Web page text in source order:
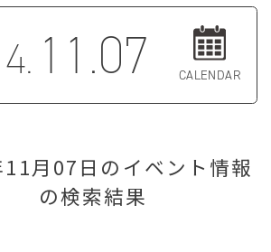
11.07 CALENDAR
月07日のイベント情報
の検索結果